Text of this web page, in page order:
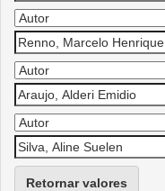
Retornar valores